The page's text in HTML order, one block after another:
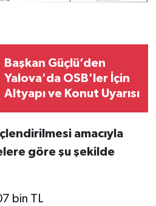
Başkan Güçlü’den
Yalova'da OSB'ler İçin
Altyapı ve Konut Uyarısı
amacıyla
göre şu şekilde
bin TL